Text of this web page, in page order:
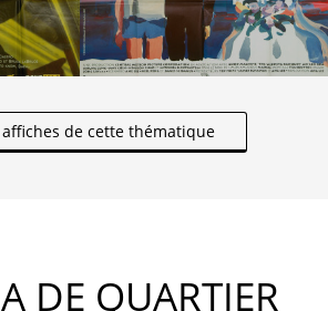
de cette thématique
DE QUARTIER